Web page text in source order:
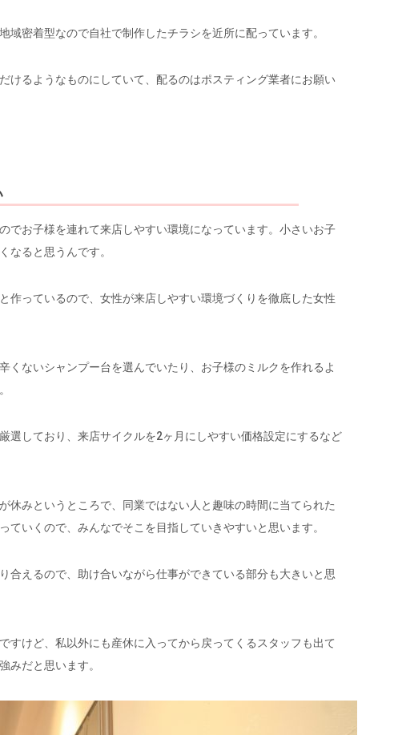
域密着型なので自社で制作したチラシを近所に配っています。
けるようなものにしていて、配るのはポスティング業者にお願い
でお子様を連れて来店しやすい環境になっています。小さいお子
なると思うんです。
作っているので、女性が来店しやすい環境づくりを徹底した女性
くないシャンプー台を選んでいたり、お子様のミルクを作れるよ
選しており、来店サイクルを2ヶ月にしやすい価格設定にするなど
休みというところで、同業ではない人と趣味の時間に当てられた
ていくので、みんなでそこを目指していきやすいと思います。
合えるので、助け合いながら仕事ができている部分も大きいと思
すけど、私以外にも産休に入ってから戻ってくるスタッフも出て
みだと思います。